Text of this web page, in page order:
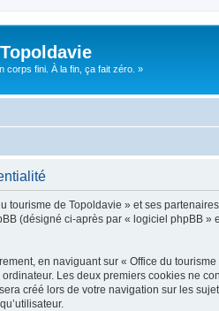
corps fini. À la fin, ça fait zéro. »
de Topoldavie » et ses
(désigné ci-après par « logiciel phpBB
en naviguant sur « Office du
Les deux premiers cookies ne
créé lors de votre navigation sur les